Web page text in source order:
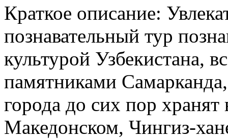
Краткое описание:
познавательный тур
культурой Узбекистана,
памятниками
города до сих пор
Македонском, Чингиз-